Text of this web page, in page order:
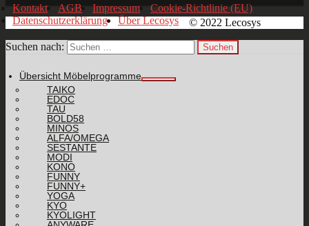
Kontakt AGB Impressum
Cookie-Richtlinie (EU)
Datenschutzerklärung
Über Lecosys © 2022 Lecosys
Suchen nach:
Übersicht Möbelprogramme
TAIKO
EDOC
TAU
BOLD58
MINOS
ALFA/OMEGA
SESTANTE
MODI
KONO
FUNNY
FUNNY+
YOGA
KYO
KYOLIGHT